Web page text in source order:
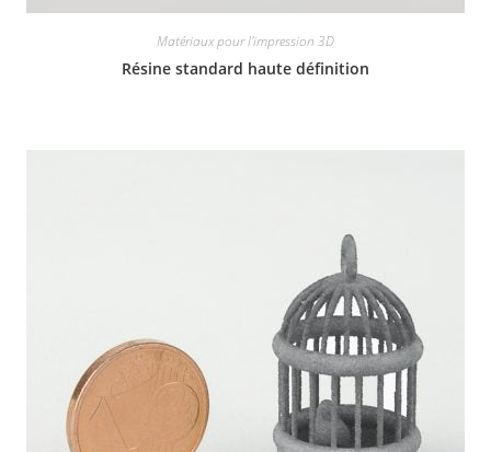
Matériaux pour l'impression 3D
Résine standard haute définition